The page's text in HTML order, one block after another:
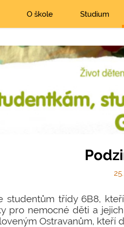
O škole Studium
studentům třídy 6B8,
pro nemocné děti a
Ostravanům, kteří